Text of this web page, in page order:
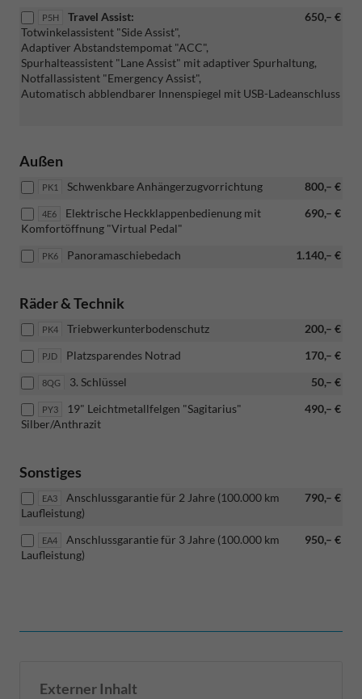
Schwenkbare
Parken
Paket
"Virtual
P5H 650,– €
Travel Assist:
Totwinkelassistent "Side Assist",
Adaptiver Abstandstempomat "ACC",
Spurhalteassistent "Lane Assist" mit adaptiver Spurhaltung,
Notfallassistent "Emergency Assist",
Automatisch abblendbarer Innenspiegel mit USB-Ladeanschluss
Außen
PK1 800,– €
Schwenkbare Anhängerzugvorrichtung
4E6 690,– €
Elektrische Heckklappenbedienung mit
Komfortöffnung "Virtual Pedal"
PK6 1.140,– €
Panoramaschiebedach
Räder & Technik
PK4 200,– €
Triebwerkunterbodenschutz
PJD 170,– €
Platzsparendes Notrad
8QG 50,– €
3. Schlüssel
PY3 490,– €
19" Leichtmetallfelgen "Sagitarius"
Silber/Anthrazit
Sonstiges
EA3 790,– €
Anschlussgarantie für 2 Jahre (100.000 km
Laufleistung)
EA4 950,– €
Anschlussgarantie für 3 Jahre (100.000 km
Laufleistung)
Externer Inhalt